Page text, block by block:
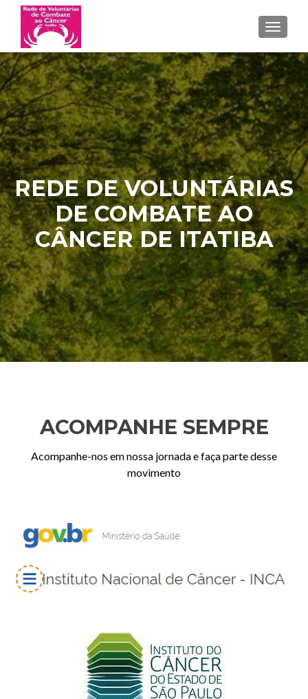
REDE DE VOLUNTÁRIAS
DE COMBATE AO
CÂNCER DE ITATIBA
ACOMPANHE SEMPRE
Acompanhe-nos em nossa jornada e faça parte desse
movimento